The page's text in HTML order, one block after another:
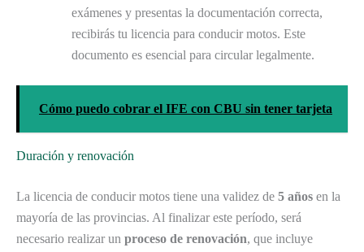
exámenes y presentas la documentación correcta,
recibirás tu licencia para conducir motos. Este
documento es esencial para circular legalmente.
Cómo puedo cobrar el IFE con CBU sin tener tarjeta
Duración y renovación
La licencia de conducir motos tiene una validez de 5 años en la
mayoría de las provincias. Al finalizar este período, será
necesario realizar un proceso de renovación, que incluye